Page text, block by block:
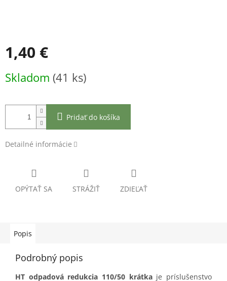
1,40 €
cena:
Skladom (41 ks)
Pridať do košíka
Detailné informácie
OPÝTAŤ SA STRÁŽIŤ ZDIEĽAŤ
Popis
Podrobný popis
HT odpadová redukcia 110/50 krátkaje príslušenstvo